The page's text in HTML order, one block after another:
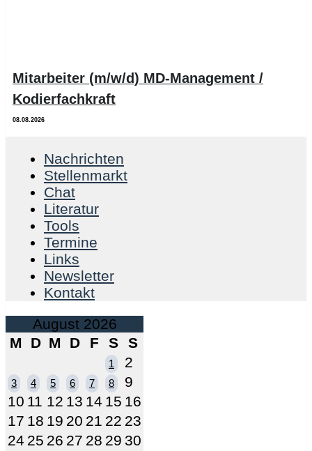
Mitarbeiter (m/w/d) MD-Management /
Kodierfachkraft
08.08.2026
Nachrichten
Stellenmarkt
Chat
Literatur
Tools
Termine
Links
Newsletter
Kontakt
August 2026
M
D M D F S S
1 2
3 4 5 6 7 8
9
10 11 12 13 14 15 16
17 18 19 20 21 22 23
24 25 26 27 28 29 30